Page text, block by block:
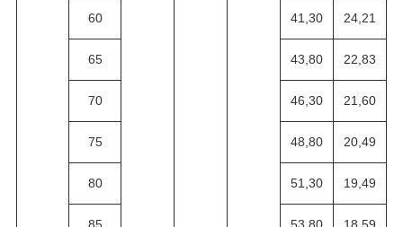
60 41,30 24,21
65 43,80 22,83
70 46,30 21,60
75 48,80 20,49
80 51,30 19,49